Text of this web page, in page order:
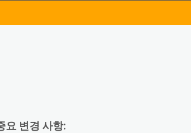
요 변경 사항: